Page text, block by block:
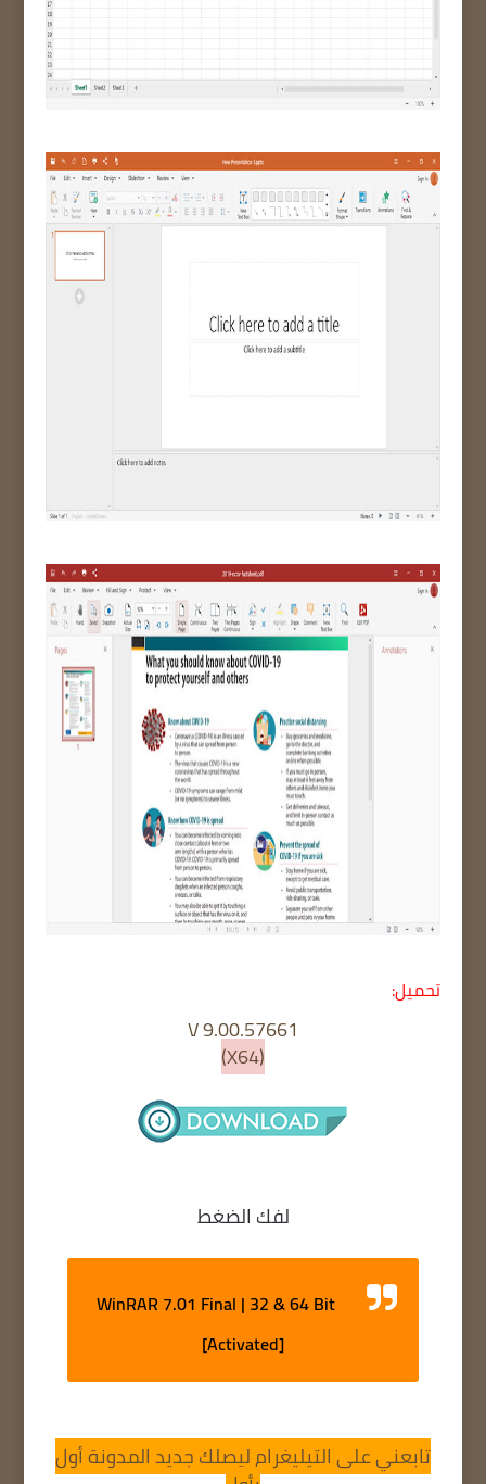
تحميل:
V 9.00.57661
(X64)
لفك الضغط
WinRAR 7.01 Final | 32 & 64 Bit
[Activated]
تابعني على التيليغرام ليصلك جديد المدونة أول